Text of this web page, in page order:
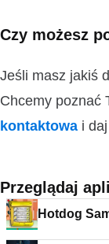
Czy możesz
Jeśli masz jakiś
Chcemy poznać
kontaktowa i
Przeglądaj
Hotdog